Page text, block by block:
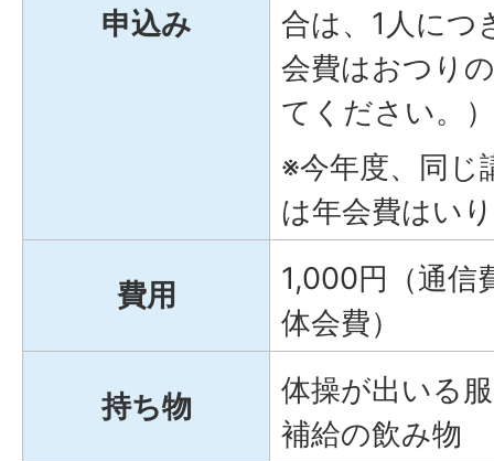
申込み
合は、1人につ
会費はおつり
てください。）
※今年度、同じ
は年会費はい
費用
1,000円（通信
体会費）
持ち物
体操が出いる
補給の飲み物